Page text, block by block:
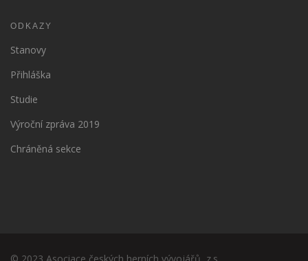
ODKAZY
Stanovy
Přihláška
Studie
Výroční zpráva 2019
Chráněná sekce